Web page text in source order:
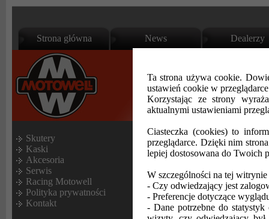
Ta strona używa cookie.
ustawień cookie w
Korzystając ze strony
aktualnymi ustawieniami
Ciasteczka (cookies) to
przeglądarce. Dzięki nim
lepiej dostosowana do Twoich
W szczególności na tej
- Czy odwiedzający jest
- Preferencje dotyczące
- Dane potrzebne do
Strona główna News Dealerzy
Skutery
Kaski
Akcesoria
Serwis
Racing Motowell
Polityka prywatności
Kontakt
www.motowell.pl:Motowell Polska
A.D.F Stihl F.H.U
Jana Baczewskiego
74-400 Dębno